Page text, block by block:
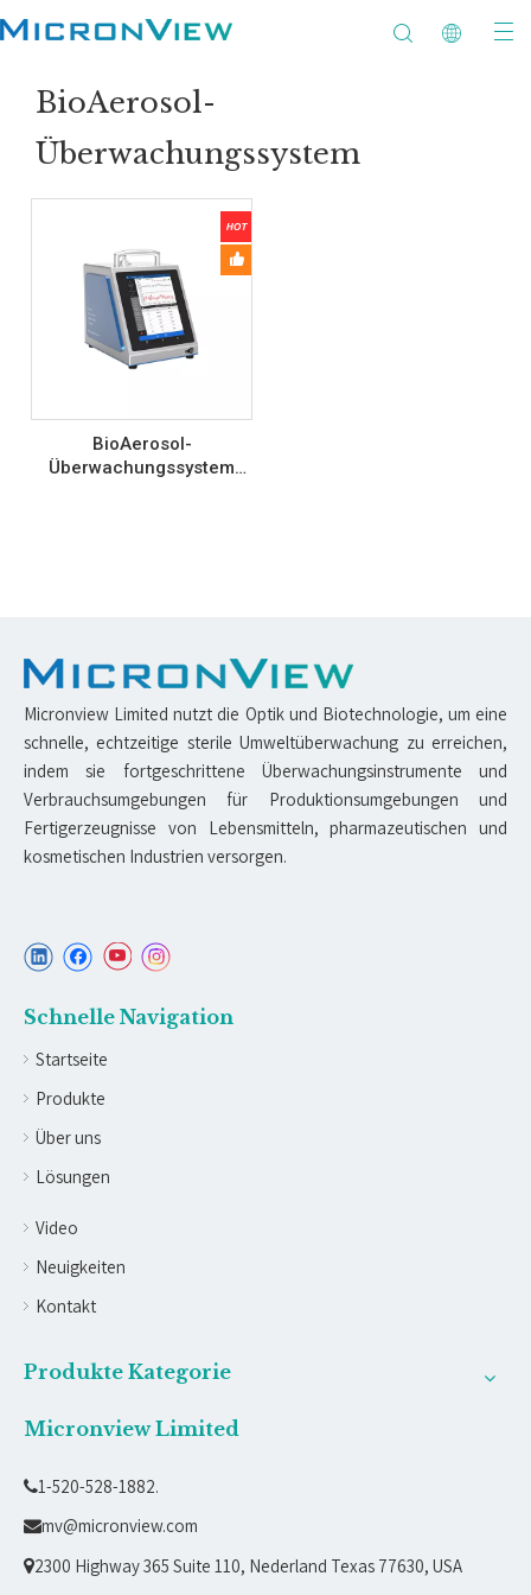
BioAerosol-
Überwachungssystem
BioAerosol-
Überwachungssystem
Micronview Limited nutzt die Optik und Biotechnologie, um eine
schnelle, echtzeitige sterile Umweltüberwachung zu erreichen,
indem sie fortgeschrittene Überwachungsinstrumente und
Verbrauchsumgebungen für Produktionsumgebungen und
Fertigerzeugnisse von Lebensmitteln, pharmazeutischen und
kosmetischen Industrien versorgen.
Schnelle Navigation
Startseite
Produkte
Über uns
Lösungen
Video
Neuigkeiten
Kontakt
Produkte Kategorie
Micronview Limited
1-520-528-1882.
mv@micronview.com
2300 Highway 365 Suite 110, Nederland Texas 77630, USA